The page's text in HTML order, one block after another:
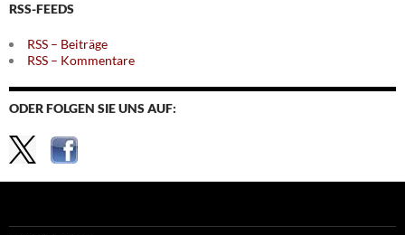
RSS-FEEDS
RSS – Beiträge
RSS – Kommentare
ODER FOLGEN SIE UNS AUF: